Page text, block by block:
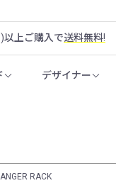
以上ご購入で送料無料!
デザイナー
RACK